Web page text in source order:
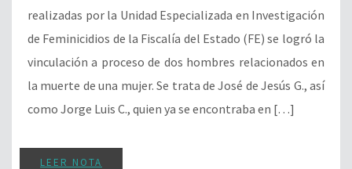
realizadas por la Unidad Especializada en Investigación
de Feminicidios de la Fiscalía del Estado (FE) se logró la
vinculación a proceso de dos hombres relacionados en
la muerte de una mujer. Se trata de José de Jesús G., así
como Jorge Luis C., quien ya se encontraba en […]
LEER NOTA